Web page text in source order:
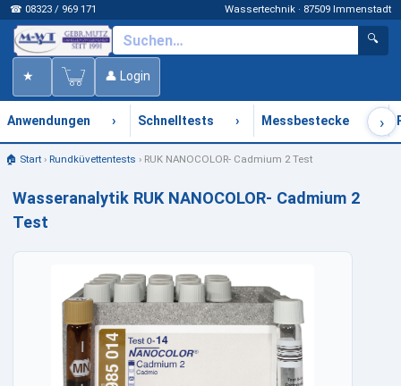
☎ 08323 / 969 171 Wassertechnik · 87509 Immenstadt
🔍
★ 👤 Login
Anwendungen › Schnelltests › Messbestecke ›
🏠 Start› Rundküvettentests › RUK NANOCOLOR- Cadmium 2 Test
Wasseranalytik RUK NANOCOLOR- Cadmium 2
Test